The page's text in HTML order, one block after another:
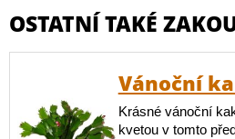
OSTATNÍ TAKÉ
Vánoční
Krásné vánoční
kvetou v tomto